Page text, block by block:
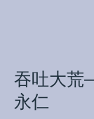
吞吐大荒
永仁